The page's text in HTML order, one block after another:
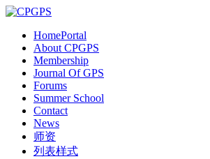
HomePortal
About CPGPS
Membership
Journal Of GPS
Forums
Summer School
Contact
News
师资
列表样式